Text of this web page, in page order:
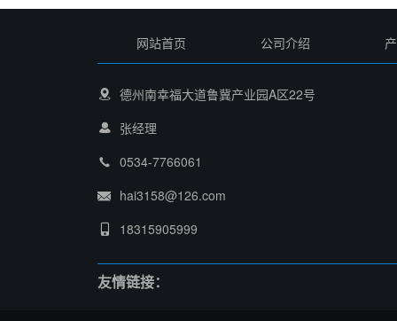
网站首页 公司介绍
德州南幸福大道鲁冀产业园A区22号
张经理
0534-7766061
hai3158@126.com
18315905999
友情链接：